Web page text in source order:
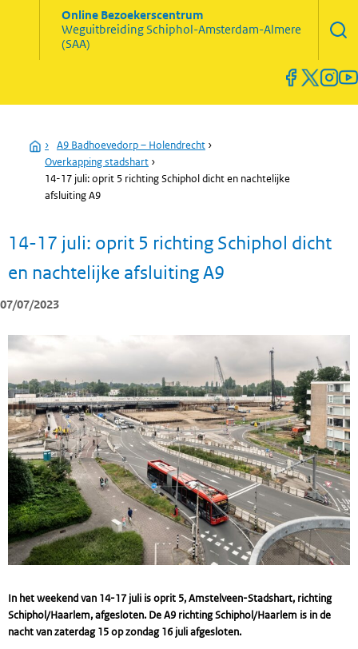
Online Bezoekerscentrum
WeguitbreidingSchiphol-Amsterdam-Almere
(SAA)
Home
› A9 Badhoevedorp – Holendrecht ›
Overkapping stadshart ›
14-17 juli: oprit 5 richting Schiphol dicht en nachtelijke
afsluiting A9
14-17 juli: oprit 5 richting Schiphol dicht
en nachtelijke afsluiting A9
07/07/2023
In het weekend van 14-17 juli is oprit 5, Amstelveen-Stadshart, richting
Schiphol/Haarlem, afgesloten. De A9 richting Schiphol/Haarlem is in de
nacht van zaterdag 15 op zondag 16 juli afgesloten.